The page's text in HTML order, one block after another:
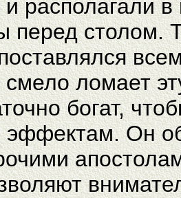
и располагали
перед столом.
ломает
богат,
Он